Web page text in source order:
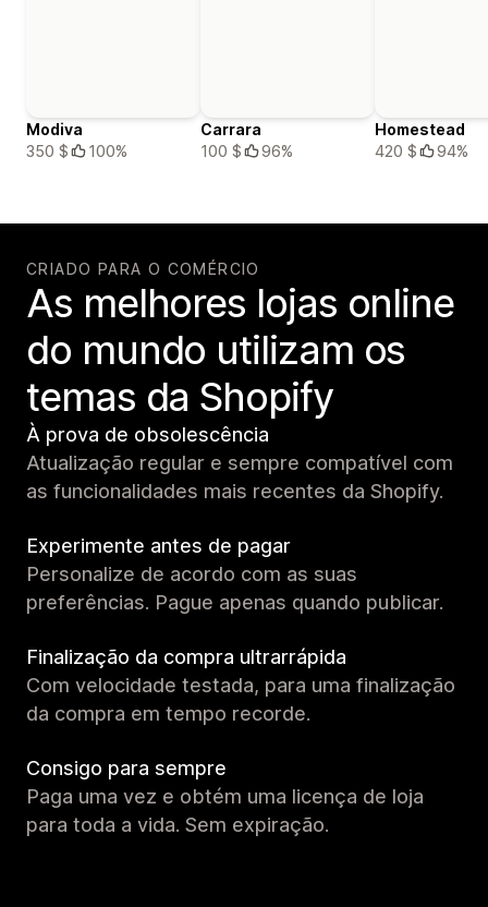
Modiva
350 $
100%
Carrara
100 $
96%
Homestead
420 $
94%
CRIADO PARA O COMÉRCIO
As melhores lojas online
do mundo utilizam os
temas da Shopify
À prova de obsolescência
Atualização regular e sempre compatível com
as funcionalidades mais recentes da Shopify.
Experimente antes de pagar
Personalize de acordo com as suas
preferências. Pague apenas quando publicar.
Finalização da compra ultrarrápida
Com velocidade testada, para uma finalização
da compra em tempo recorde.
Consigo para sempre
Paga uma vez e obtém uma licença de loja
para toda a vida. Sem expiração.